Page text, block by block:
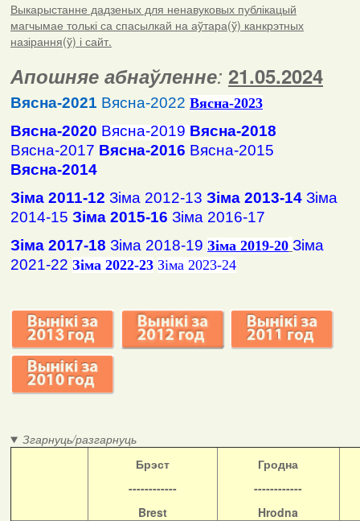
Выкарыстанне дадзеных для ненавуковых публікацый
магчымае толькі са спасылкай на аўтара(ў) канкрэтных
назірання(ў) і сайт.
Апошняе абнаўленне: 21.05.2024
Вясна-2021 Вясна-2022 Вясна-2023
Вясна-2020 Вясна-2019 Вясна-2018
Вясна-2017 Вясна-2016 Вясна-2015
Вясна-2014
Зіма 2011-12 Зіма 2012-13 Зіма 2013-14 Зіма
2014-15 Зіма 2015-16 Зіма 2016-17
Зіма 2017-18 Зіма 2018-19 Зіма 2019-20 Зіма
2021-22 Зіма 2022-23 Зіма 2023-24
Згарнуць/разгарнуць
Брэст
------------
Brest
Гродна
------------
Hrodna